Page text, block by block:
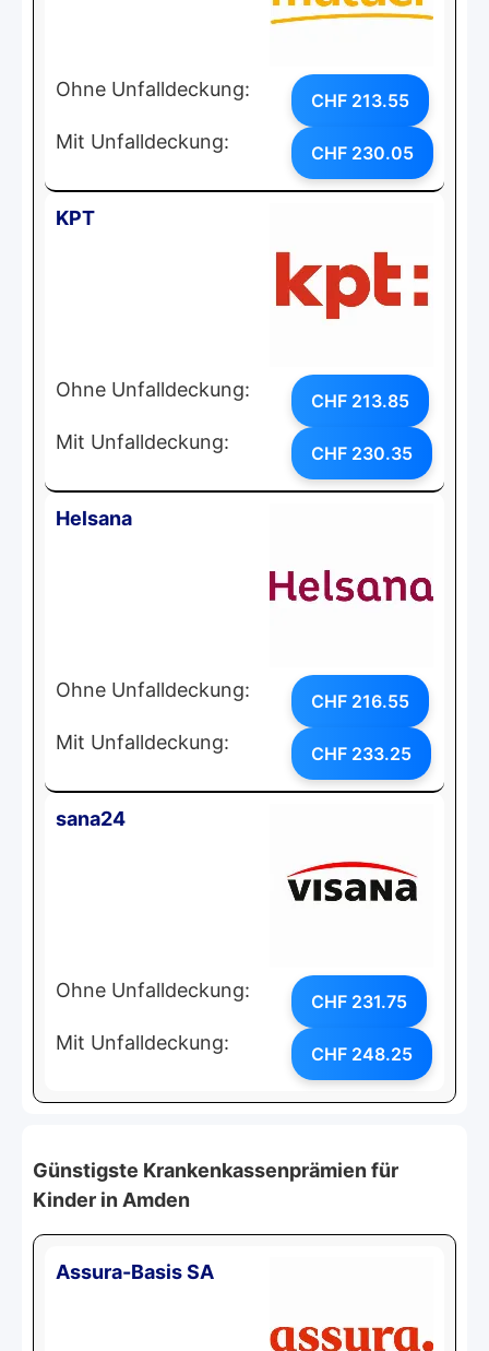
Ohne Unfalldeckung: CHF 213.55
Mit Unfalldeckung: CHF 230.05
KPT
Ohne Unfalldeckung: CHF 213.85
Mit Unfalldeckung: CHF 230.35
Helsana
Ohne Unfalldeckung: CHF 216.55
Mit Unfalldeckung: CHF 233.25
sana24
Ohne Unfalldeckung: CHF 231.75
Mit Unfalldeckung: CHF 248.25
Günstigste Krankenkassenprämien für
Kinder in Amden
Assura-Basis SA